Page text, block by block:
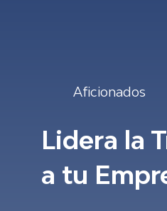
Aficionados
Lidera la
a tu